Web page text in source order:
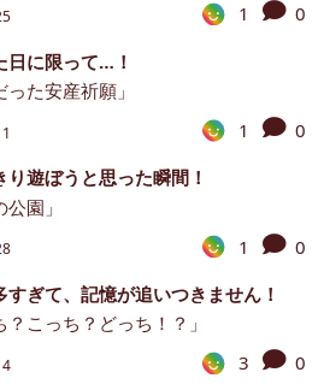
1
0
日に限って…！
った安産祈願」
1
0
り遊ぼうと思った瞬間！
公園」
1
0
すぎて、記憶が追いつきません！
？こっち？どっち！？」
3 0